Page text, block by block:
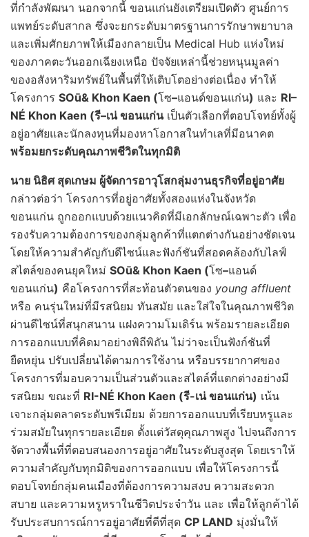
ที่กำลังพัฒนา นอกจากนี้ ขอนแก่นยังเตรียมเปิดตัว ศูนย์การ
แพทย์ระดับสากล ซึ่งจะยกระดับมาตรฐานการรักษาพยาบาล
และเพิ่มศักยภาพให้เมืองกลายเป็น Medical Hub แห่งใหม่
ของภาคตะวันออกเฉียงเหนือ ปัจจัยเหล่านี้ช่วยหนุนมูลค่า
ของอสังหาริมทรัพย์ในพื้นที่ให้เติบโตอย่างต่อเนื่อง ทำให้
โครงการ SOū& Khon Kaen (โซ–แอนด์ขอนแก่น) และ RI–
NÉ Khon Kaen (รี–เน่ ขอนแก่นเป็นตัวเลือกที่ตอบโจทย์ทั้งผู้
อยู่อาศัยและนักลงทุนที่มองหาโอกาสในทำเลที่มีอนาคต
พร้อมยกระดับคุณภาพชีวิตในทุกมิติ
นาย นิธิศ สุดเกษม ผู้จัดการอาวุโสกลุ่มงานธุรกิจที่อยู่อาศัย
กล่าวต่อว่า โครงการที่อยู่อาศัยทั้งสองแห่งในจังหวัด
ขอนแก่น ถูกออกแบบด้วยแนวคิดที่มีเอกลักษณ์เฉพาะตัว เพื่อ
รองรับความต้องการของกลุ่มลูกค้าที่แตกต่างกันอย่างชัดเจน
โดยให้ความสำคัญกับดีไซน์และฟังก์ชันที่สอดคล้องกับไลฟ์
สไตล์ของคนยุคใหม่ SOū& Khon Kaen (โซ–แอนด์
ขอนแก่น) คือโครงการที่สะท้อนตัวตนของ young affluent
หรือ คนรุ่นใหม่ที่มีรสนิยม ทันสมัย และใส่ใจในคุณภาพชีวิต
ผ่านดีไซน์ที่สนุกสนาน แฝงความโมเดิร์น พร้อมรายละเอียด
การออกแบบที่คิดมาอย่างพิถีพิถัน ไม่ว่าจะเป็นฟังก์ชันที่
ยืดหยุ่น ปรับเปลี่ยนได้ตามการใช้งาน หรือบรรยากาศของ
โครงการที่มอบความเป็นส่วนตัวและสไตล์ที่แตกต่างอย่างมี
รสนิยม ขณะที่ RI-NÉ Khon Kaen (รี-เน่ ขอนแก่น) เน้น
เจาะกลุ่มตลาดระดับพรีเมียม ด้วยการออกแบบที่เรียบหรูและ
ร่วมสมัยในทุกรายละเอียด ตั้งแต่วัสดุคุณภาพสูง ไปจนถึงการ
จัดวางพื้นที่ที่ตอบสนองการอยู่อาศัยในระดับสูงสุด โดยเราให้
ความสำคัญกับทุกมิติของการออกแบบ เพื่อให้โครงการนี้
ตอบโจทย์กลุ่มคนเมืองที่ต้องการความสงบ ความสะดวก
สบาย และความหรูหราในชีวิตประจำวัน และ เพื่อให้ลูกค้าได้
รับประสบการณ์การอยู่อาศัยที่ดีที่สุด CP LAND มุ่งมั่นให้